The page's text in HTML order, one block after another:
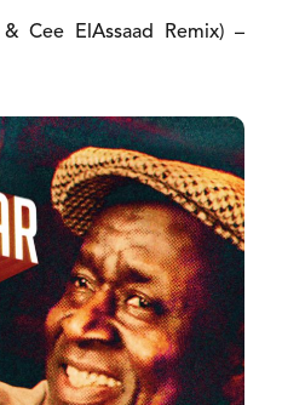
Cee ElAssaad Remix) –